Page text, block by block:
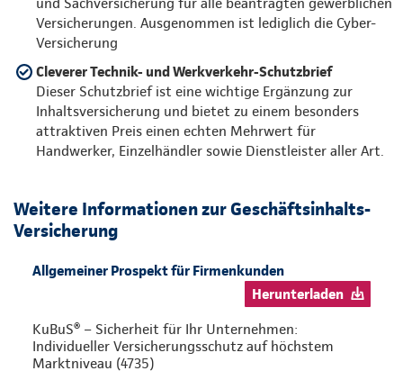
Versicherungen. Ausgenommen ist lediglich die Cyber-
Versicherung
Cleverer Technik- und Werkverkehr-Schutzbrief
Dieser Schutzbrief ist eine wichtige Ergänzung zur
Inhaltsversicherung und bietet zu einem besonders
attraktiven Preis einen echten Mehrwert für
Handwerker, Einzelhändler sowie Dienstleister aller Art.
Weitere Informationen zur Geschäftsinhalts-
Versicherung
Allgemeiner Prospekt für Firmenkunden
Herunterladen
KuBuS® – Sicherheit für Ihr Unternehmen:
Individueller Versicherungsschutz auf höchstem
Marktniveau (4735)